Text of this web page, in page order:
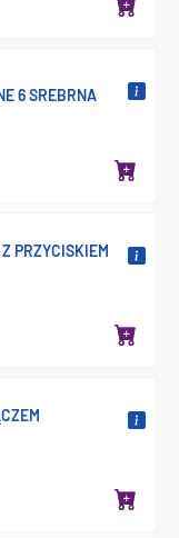
6 SREBRNA
PRZYCISKIEM